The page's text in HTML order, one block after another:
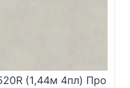
(1,44м 4пл) Про